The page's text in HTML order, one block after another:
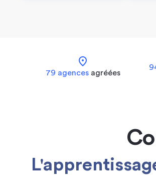
location_on
79 agences agréées